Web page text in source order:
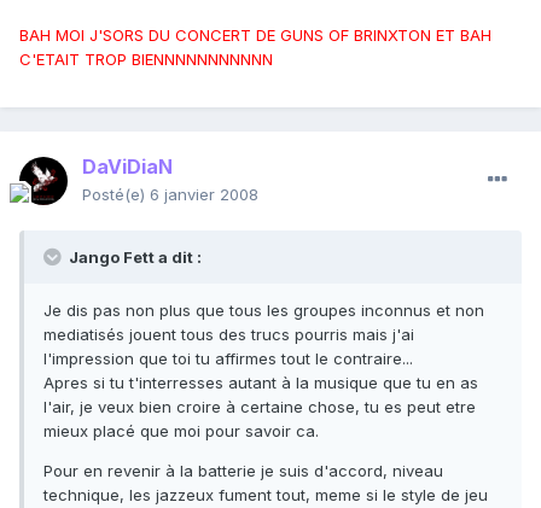
BAH MOI J'SORS DU CONCERT DE GUNS OF BRINXTON ET BAH
C'ETAIT TROP BIENNNNNNNNNNN
DaViDiaN
Posté(e) 6 janvier 2008
Jango Fett a dit :
Je dis pas non plus que tous les groupes inconnus et non
mediatisés jouent tous des trucs pourris mais j'ai
l'impression que toi tu affirmes tout le contraire...
Apres si tu t'interresses autant à la musique que tu en as
l'air, je veux bien croire à certaine chose, tu es peut etre
mieux placé que moi pour savoir ca.
Pour en revenir à la batterie je suis d'accord, niveau
technique, les jazzeux fument tout, meme si le style de jeu